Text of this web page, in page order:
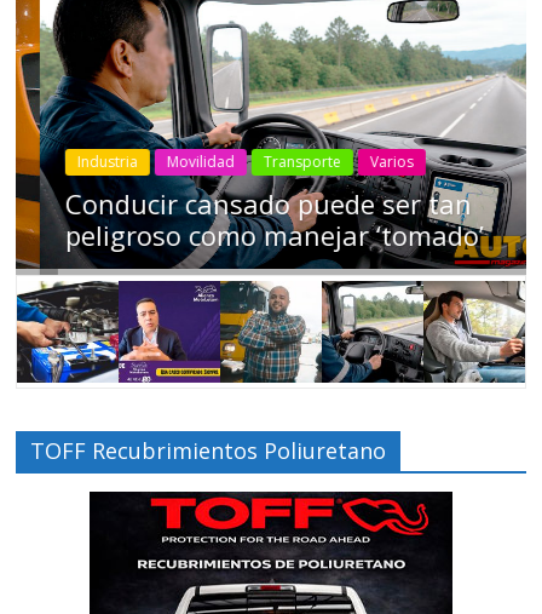
Industria Movilidad Transporte Varios
Conducir cansado puede ser tan
peligroso como manejar ‘tomado’
TOFF Recubrimientos Poliuretano